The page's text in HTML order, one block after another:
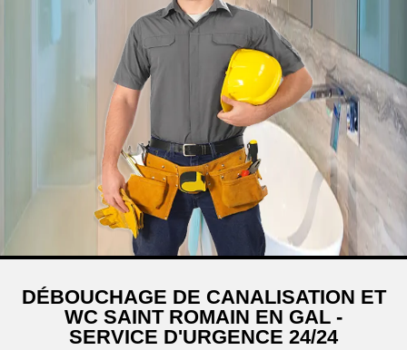
DÉBOUCHAGE DE CANALISATION ET
WC SAINT ROMAIN EN GAL -
SERVICE D'URGENCE 24/24